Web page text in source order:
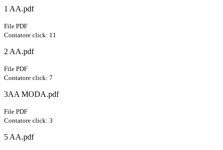
1 AA.pdf
File PDF
Contatore click: 11
2 AA.pdf
File PDF
Contatore click: 7
3AA MODA.pdf
File PDF
Contatore click: 3
5 AA.pdf